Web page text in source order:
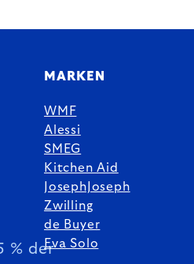
% der
MARKEN
WMF
Alessi
SMEG
Kitchen Aid
JosephJoseph
Zwilling
de Buyer
Eva Solo